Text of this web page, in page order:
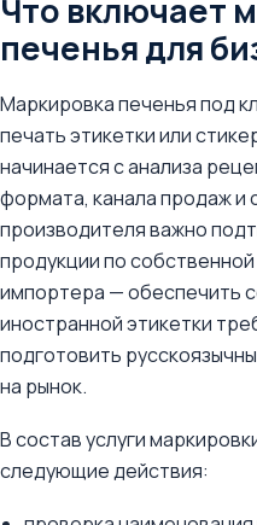
Что включает
печенья для
Маркировка печенья под
печать этикетки или
начинается с анализа
формата, канала продаж и
производителя важно
продукции по
импортера — обеспечить
иностранной этикетки
подготовить
на рынок.
В состав услуги
следующие действия: